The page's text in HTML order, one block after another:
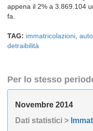
appena il 2% a 3.869.104
fa.
TAG: immatricolazioni,
detraibilità
Per lo stesso
Novembre 2014
Dati statistici >